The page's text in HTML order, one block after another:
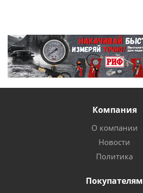
Компания
О компании
Новости
Политика
Покупателям